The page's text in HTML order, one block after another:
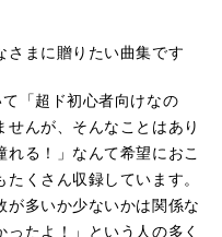
さまに贈りたい曲集です
「超ド初心者向けなの
んが、そんなことはあり
る！」なんて希望におこ
くさん収録しています。
が多いか少ないかは関係な
たよ！」という人の多く